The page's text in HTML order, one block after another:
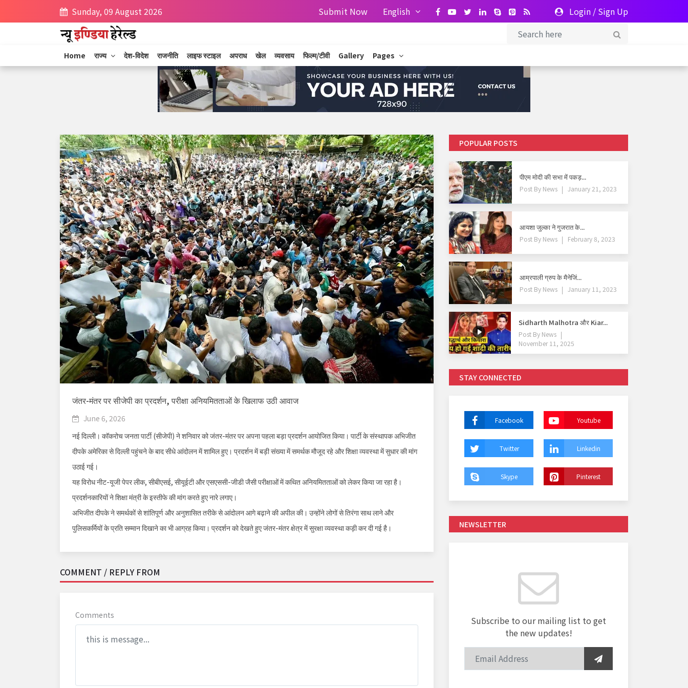
Sunday, 09 August 2026 Submit Now English Login / Sign Up
Home राज्य देश-विदेश राजनीति लाइफ स्टाइल अपराध खेल व्यवसाय फिल्म/टीवी Gallery Pages
जंतर-मंतर पर सीजेपी का प्रदर्शन, परीक्षा अनियमितताओं के खिलाफ उठी आवाज
June 6, 2026
नई दिल्ली। कॉकरोच जनता पार्टी (सीजेपी) ने शनिवार को जंतर-मंतर पर अपना पहला बड़ा प्रदर्शन आयोजित किया। पार्टी के संस्थापक अभिजीत
दीपके अमेरिका से दिल्ली पहुंचने के बाद सीधे आंदोलन में शामिल हुए। प्रदर्शन में बड़ी संख्या में समर्थक मौजूद रहे और शिक्षा व्यवस्था में सुधार की मांग
उठाई गई।
यह विरोध नीट-यूजी पेपर लीक, सीबीएसई, सीयूईटी और एसएससी-जीडी जैसी परीक्षाओं में कथित अनियमितताओं को लेकर किया जा रहा है।
प्रदर्शनकारियों ने शिक्षा मंत्री के इस्तीफे की मांग करते हुए नारे लगाए।
अभिजीत दीपके ने समर्थकों से शांतिपूर्ण और अनुशासित तरीके से आंदोलन आगे बढ़ाने की अपील की। उन्होंने लोगों से तिरंगा साथ लाने और
पुलिसकर्मियों के प्रति सम्मान दिखाने का भी आग्रह किया। प्रदर्शन को देखते हुए जंतर-मंतर क्षेत्र में सुरक्षा व्यवस्था कड़ी कर दी गई है।
COMMENT / REPLY FROM
Comments
POPULAR POSTS
पीएम मोदी की सभा में पकड़...
Post By News January 21, 2023
आयशा जुल्का ने गुजरात के...
Post By News February 8, 2023
आम्रपाली ग्रुप के मैनेजिं...
Post By News January 11, 2023
Sidharth Malhotra और Kiar...
Post ByNews
November 11, 2025
STAY CONNECTED
Facebook Youtube
Twitter Linkedin
Skype Pinterest
NEWSLETTER
Subscribe to our mailing list to get
the new updates!